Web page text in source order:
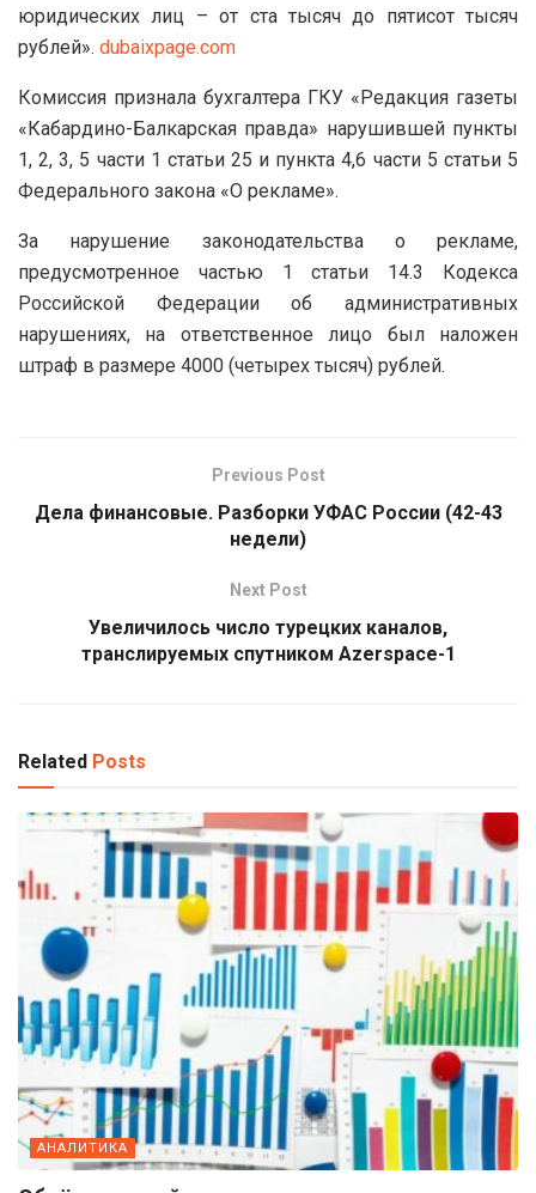
юридических лиц – от ста тысяч до пятисот тысяч
рублей». dubaixpage.com
Комиссия признала бухгалтера ГКУ «Редакция газеты
«Кабардино-Балкарская правда» нарушившей пункты
1, 2, 3, 5 части 1 статьи 25 и пункта 4,6 части 5 статьи 5
Федерального закона «О рекламе».
За нарушение законодательства о рекламе,
предусмотренное частью 1 статьи 14.3 Кодекса
Российской Федерации об административных
нарушениях, на ответственное лицо был наложен
штраф в размере 4000 (четырех тысяч) рублей.
Previous Post
Дела финансовые. Разборки УФАС России (42-43
недели)
Next Post
Увеличилось число турецких каналов,
транслируемых спутником Azerspace-1
Related Posts
АНАЛИТИКА